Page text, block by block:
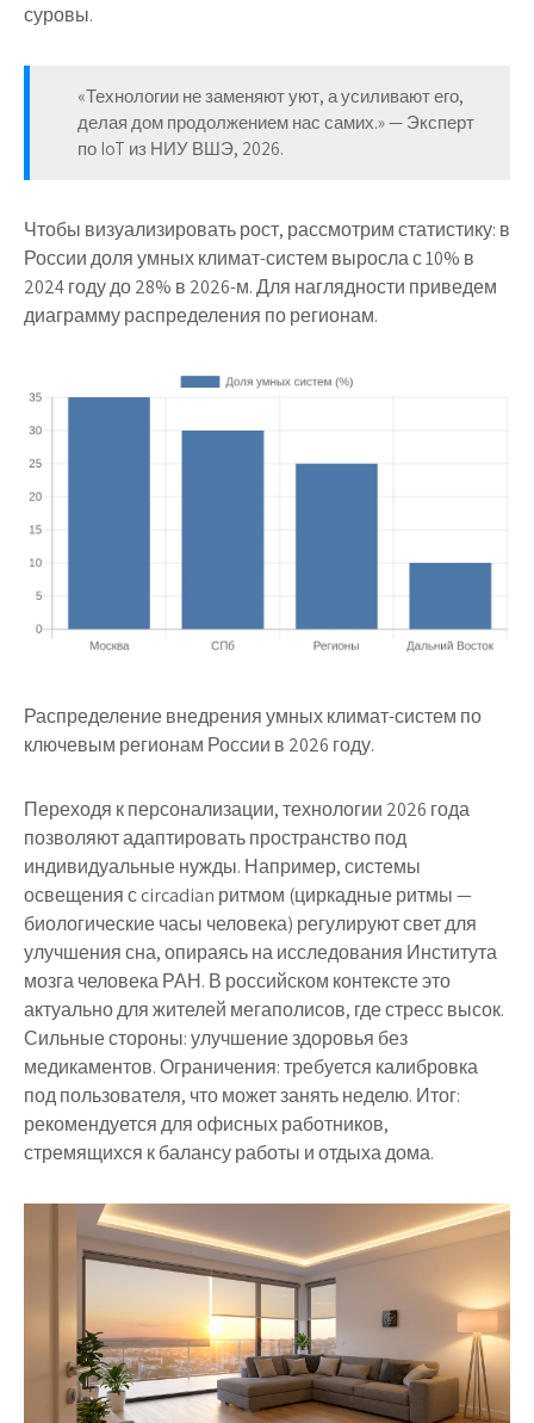
суровы.
«Технологии не заменяют уют, а усиливают его,
делая дом продолжением нас самих.» — Эксперт
по IoT из НИУ ВШЭ, 2026.
Чтобы визуализировать рост, рассмотрим статистику: в
России доля умных климат-систем выросла с 10% в
2024 году до 28% в 2026-м. Для наглядности приведем
диаграмму распределения по регионам.
Распределение внедрения умных климат-систем по
ключевым регионам России в 2026 году.
Переходя к персонализации, технологии 2026 года
позволяют адаптировать пространство под
индивидуальные нужды. Например, системы
освещения с circadian ритмом (циркадные ритмы —
биологические часы человека) регулируют свет для
улучшения сна, опираясь на исследования Института
мозга человека РАН. В российском контексте это
актуально для жителей мегаполисов, где стресс высок.
Сильные стороны: улучшение здоровья без
медикаментов. Ограничения: требуется калибровка
под пользователя, что может занять неделю. Итог:
рекомендуется для офисных работников,
стремящихся к балансу работы и отдыха дома.